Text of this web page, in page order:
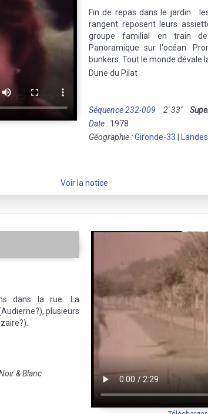
Fin de repas dans le jardin :
rangent reposent leurs
groupe familial en train
Panoramique sur l'océan.
bunkers. Tout le monde dévale
Dune du Pilat
Séquence 232-009 2' 33''
Date : 1978
Géographie :Gironde-33
Voir la notice
dans la rue. La
plusieurs
& Blanc